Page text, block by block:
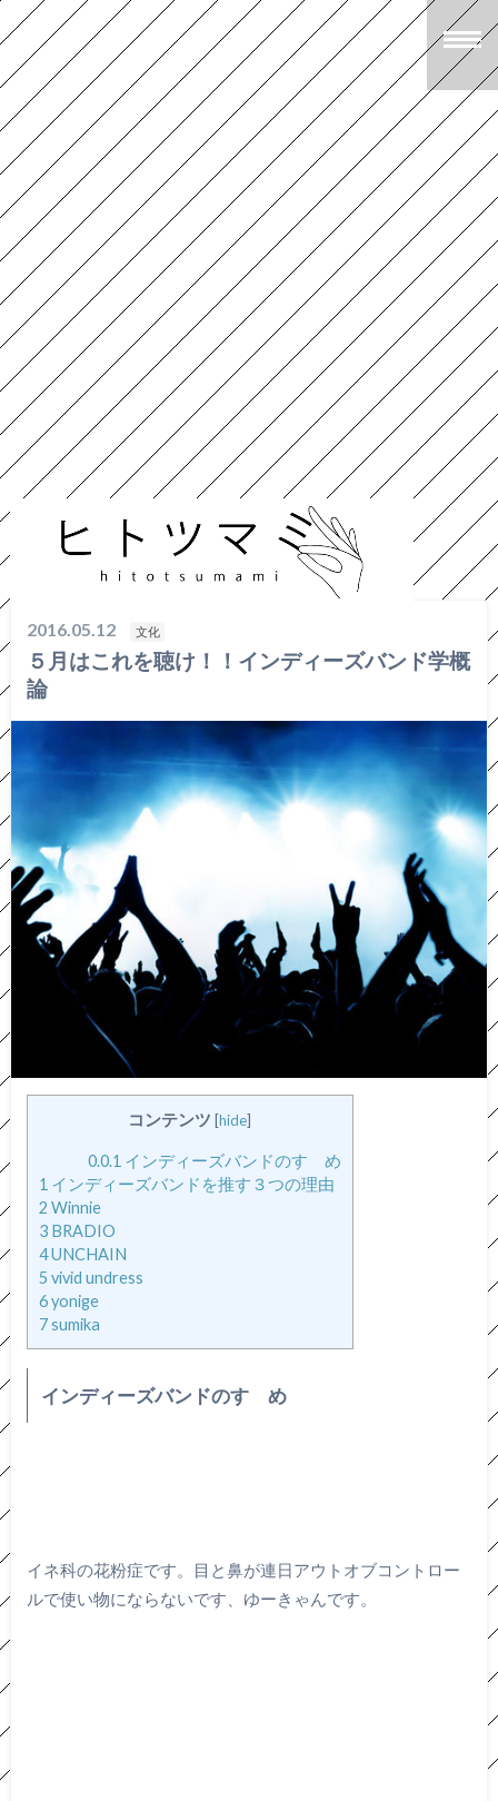
文化 ５月はこれを聴け！！インディーズバンド学概論
2016.05.12 文化
５月はこれを聴け！！インディーズバンド学概
論
コンテンツ [hide]
0.0.1 インディーズバンドのすゝめ
1 インディーズバンドを推す３つの理由
2 Winnie
3BRADIO
4UNCHAIN
5 vivid undress
6yonige
7sumika
インディーズバンドのすゝめ
イネ科の花粉症です。目と鼻が連日アウトオブコントロー
ルで使い物にならないです、ゆーきゃんです。